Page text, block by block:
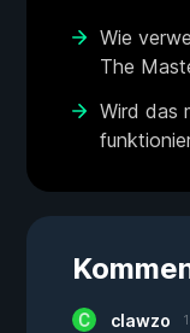
Wie
The
Wird das
clawzo